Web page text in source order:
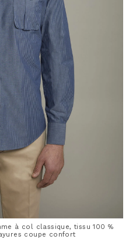
à col classique, tissu 100 %
coupe confort